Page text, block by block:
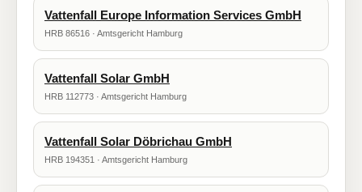
Vattenfall Europe Information Services GmbH
HRB 86516 · Amtsgericht Hamburg
Vattenfall Solar GmbH
HRB 112773 · Amtsgericht Hamburg
Vattenfall Solar Döbrichau GmbH
HRB 194351 · Amtsgericht Hamburg